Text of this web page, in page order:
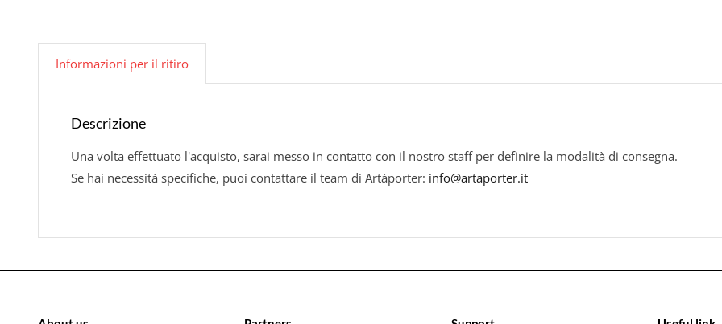
Informazioni per il ritiro
Descrizione
Una volta effettuato l'acquisto, sarai messo in contatto con il nostro staff per definire la modalità di consegna.
Se hai necessità specifiche, puoi contattare il team di Artàporter: info@artaporter.it